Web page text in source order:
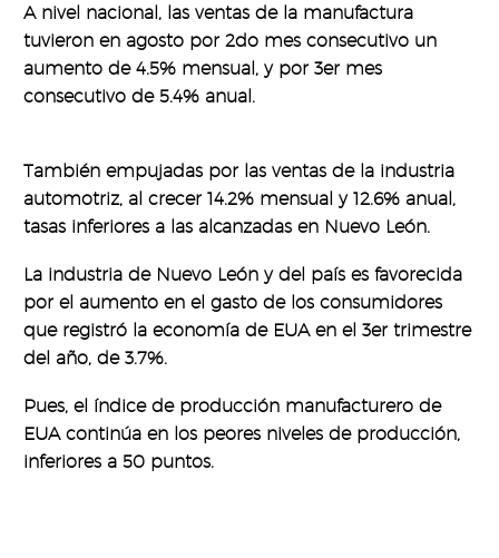
A nivel nacional, las ventas de la manufactura
tuvieron en agosto por 2do mes consecutivo un
aumento de 4.5% mensual, y por 3er mes
consecutivo de 5.4% anual.
También empujadas por las ventas de la industria
automotriz, al crecer 14.2% mensual y 12.6% anual,
tasas inferiores a las alcanzadas en Nuevo León.
La industria de Nuevo León y del país es favorecida
por el aumento en el gasto de los consumidores
que registró la economía de EUA en el 3er trimestre
del año, de 3.7%.
Pues, el índice de producción manufacturero de
EUA continúa en los peores niveles de producción,
inferiores a 50 puntos.